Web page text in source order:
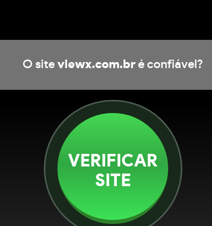
O site viewx.com.br é confiável?
VERIFICAR
SITE